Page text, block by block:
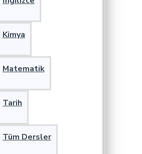
Kimya
Matematik
Tarih
Tüm Dersler